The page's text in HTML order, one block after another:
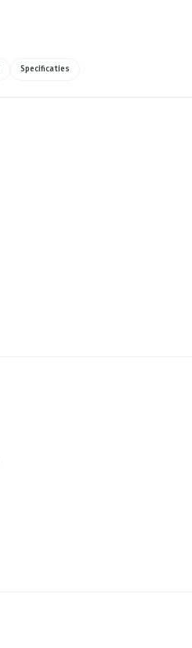
Specificaties